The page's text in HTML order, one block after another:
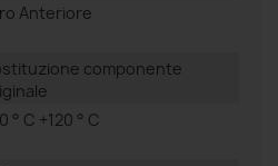
Anteriore
componente
° C +120 ° C